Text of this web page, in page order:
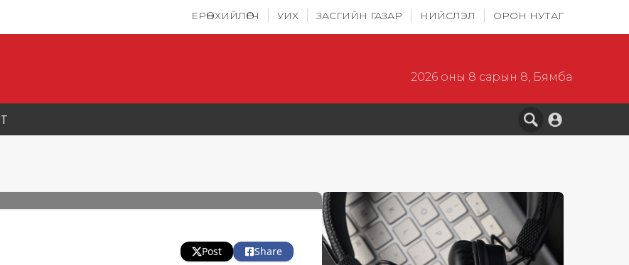
ЕРӨНХИЙЛӨГЧ УИХ ЗАСГИЙН ГАЗАР НИЙСЛЭЛ ОРОН НУТАГ
2026 оны 8 сарын 8, Бямба
Post
Share